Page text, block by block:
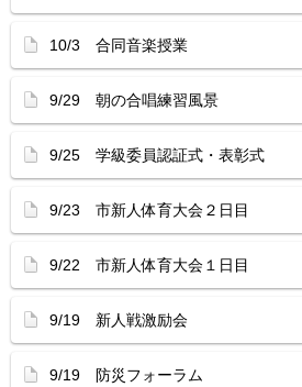
10/3 合同音楽授業
9/29 朝の合唱練習風景
9/25 学級委員認証式・表彰式
9/23 市新人体育大会２日目
9/22 市新人体育大会１日目
9/19 新人戦激励会
9/19 防災フォーラム